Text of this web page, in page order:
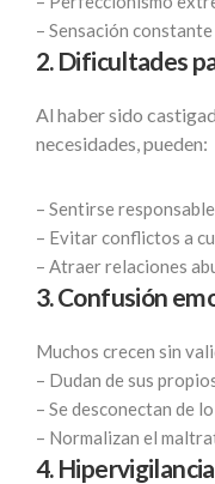
– Sensación
2. Dificultades
Al haber sido
necesidades, pueden:
– Sentirse
– Evitar conflictos a
– Atraer relaciones
3. Confusión
Muchos crecen sin
– Dudan de sus
– Se desconectan de
– Normalizan el
4.